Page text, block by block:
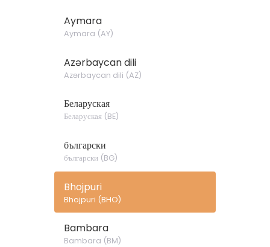
Aymara
Aymara (AY)
Azərbaycan dili
Azərbaycan dili (AZ)
Беларуская
Беларуская (BE)
български
български (BG)
Bhojpuri
Bhojpuri (BHO)
Bambara
Bambara (BM)